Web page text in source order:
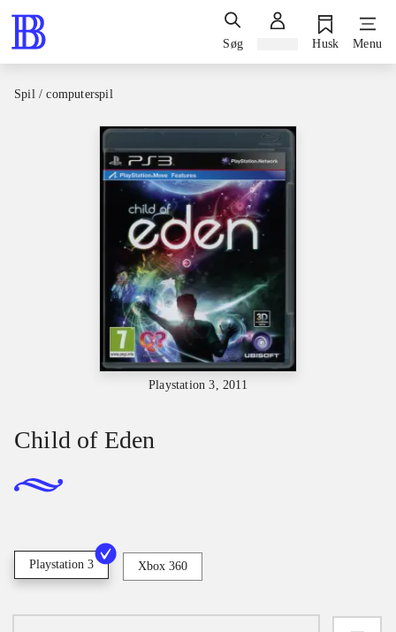
Søg Husk Menu
Spil / computerspil
Playstation 3, 2011
Child of Eden
Playstation 3 Xbox 360